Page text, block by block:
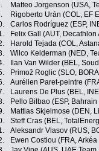
Matteo Jorgenson (USA,
Rigoberto Urán (COL, EF
Carlos Rodríguez (ESP,
Felix Gall (AUT,
Harold Tejada (COL,
Wilco Kelderman (NED,
Ilan Van Wilder (BEL,
Primož Roglic (SLO,
Aurélien Paret-peintre
Laurens De Plus (BEL,
Pello Bilbao (ESP,
Mattias Skjelmose (DEN,
Steff Cras (BEL,
Aleksandr Vlasov (RUS,
Ewen Costiou (FRA,